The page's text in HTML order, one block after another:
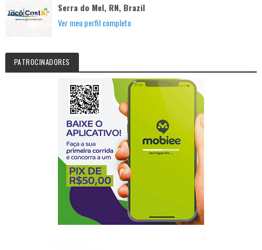
Serra do Mel, RN, Brazil
Ver meu perfil completo
PATROCINADORES